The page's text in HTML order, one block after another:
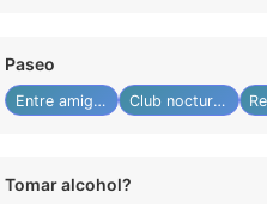
Paseo
Entre amigos Club nocturno
Tomar alcohol?